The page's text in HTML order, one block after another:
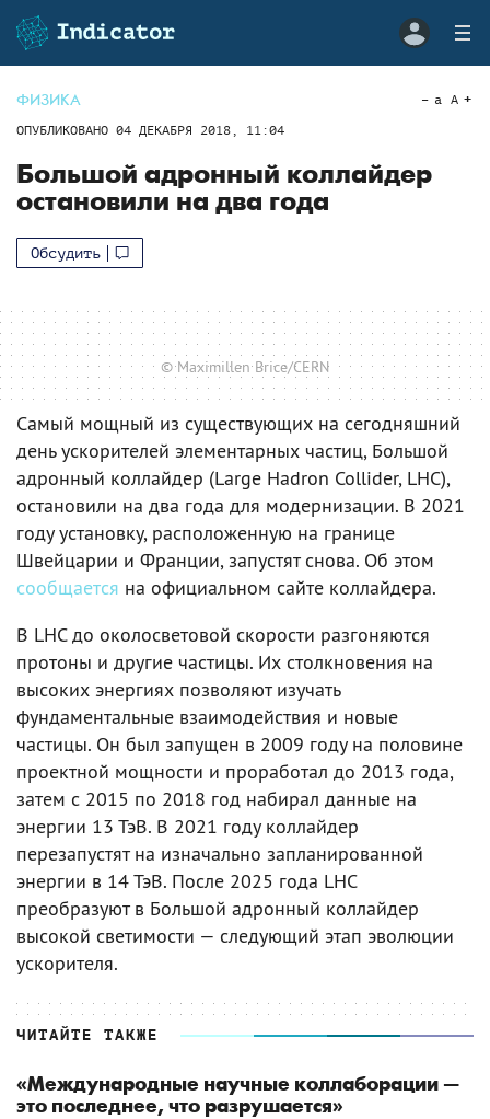
ФИЗИКА
ОПУБЛИКОВАНО 04 ДЕКАБРЯ 2018, 11:04
a A
Большой адронный коллайдер
остановили на два года
Обсудить
© Maximillen Brice/CERN
Самый мощный из существующих на сегодняшний
день ускорителей элементарных частиц, Большой
адронный коллайдер (Large Hadron Collider, LHC),
остановили на два года для модернизации. В 2021
году установку, расположенную на границе
Швейцарии и Франции, запустят снова. Об этом
сообщается на официальном сайте коллайдера.
В LHC до околосветовой скорости разгоняются
протоны и другие частицы. Их столкновения на
высоких энергиях позволяют изучать
фундаментальные взаимодействия и новые
частицы. Он был запущен в 2009 году на половине
проектной мощности и проработал до 2013 года,
затем с 2015 по 2018 год набирал данные на
энергии 13 ТэВ. В 2021 году коллайдер
перезапустят на изначально запланированной
энергии в 14 ТэВ. После 2025 года LHC
преобразуют в Большой адронный коллайдер
высокой светимости — следующий этап эволюции
ускорителя.
ЧИТАЙТЕ ТАКЖЕ
«Международные научные коллаборации —
это последнее, что разрушается»